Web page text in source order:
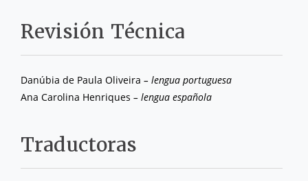
Revisión Técnica
Danúbia de Paula Oliveira – lengua portuguesa
Ana Carolina Henriques – lengua española
Traductoras